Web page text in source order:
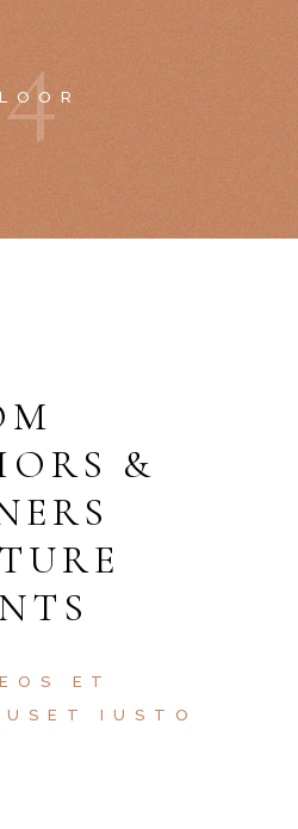
4
&
ET
IUSTO